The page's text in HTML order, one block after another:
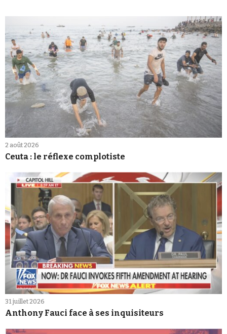
2 août 2026
Ceuta : le réflexe complotiste
31 juillet 2026
Anthony Fauci face à ses inquisiteurs